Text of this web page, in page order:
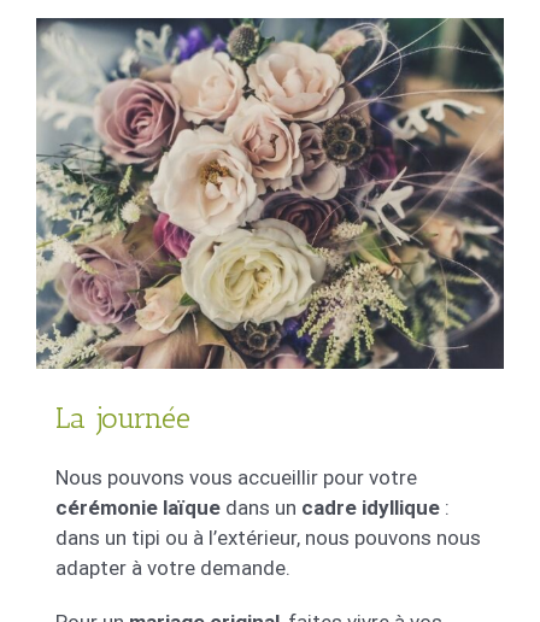
La journée
Nous pouvons vous accueillir pour votre
cérémonie laïquedans un cadre idyllique:
dans un tipi ou à l’extérieur, nous pouvons nous
adapter à votre demande.